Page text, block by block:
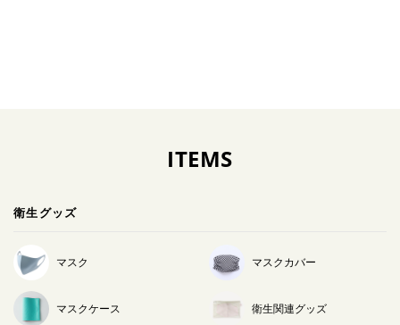
ITEMS
衛生グッズ
マスク マスクカバー
マスクケース 衛生関連グッズ